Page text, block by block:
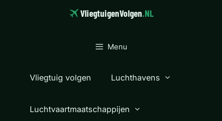
VliegtuigenVolgen.NL
Menu
Vliegtuig volgen Luchthavens
Luchtvaartmaatschappijen